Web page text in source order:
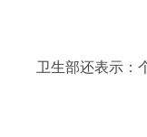
卫生部还表示：